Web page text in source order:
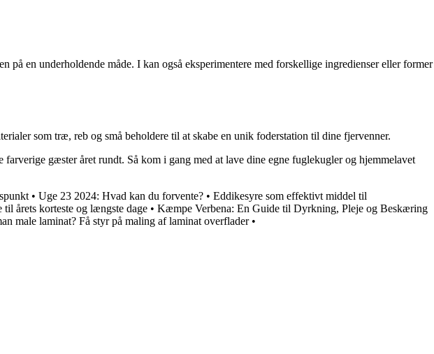
en underholdende måde. I kan også eksperimentere med forskellige ingredienser eller former
som træ, reb og små beholdere til at skabe en unik foderstation til dine fjervenner.
gæster året rundt. Så kom i gang med at lave dine egne fuglekugler og hjemmelavet
• Uge 23 2024: Hvad kan du forvente? • Eddikesyre som effektivt middel til
årets korteste og længste dage • Kæmpe Verbena: En Guide til Dyrkning, Pleje og Beskæring
male laminat? Få styr på maling af laminat overflader•